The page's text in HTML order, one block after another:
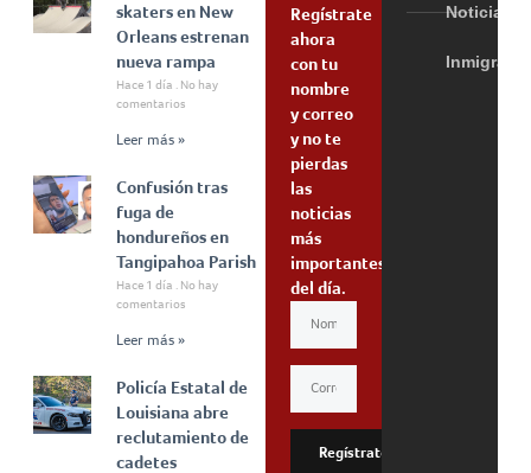
skaters en New
Orleans estrenan
nueva rampa
Hace 1 día
No hay
comentarios
Leer más »
Confusión tras
fuga de
hondureños en
Tangipahoa Parish
Hace 1 día
No hay
comentarios
Leer más »
Policía Estatal de
Louisiana abre
reclutamiento de
cadetes
Regístrate
ahora
con tu
nombre
y correo
y no te
pierdas
las
noticias
más
importantes
del día.
Regístrate
Noticias